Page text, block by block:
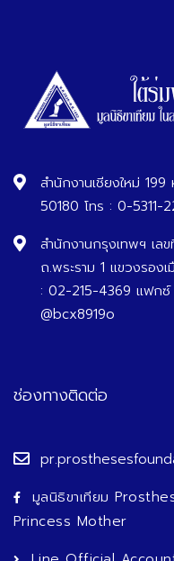
สำนักงานเชียงใหม่
50180 โทร : 0-5311-
สำนักงานกรุงเทพฯ เล
ถ.พระราม 1 แขวงรอง
: 02-215-4369 แฟก
@bcx8919o
ช่องทางติดต่อ
มูลนิธิขาเทียม
Princess Mother